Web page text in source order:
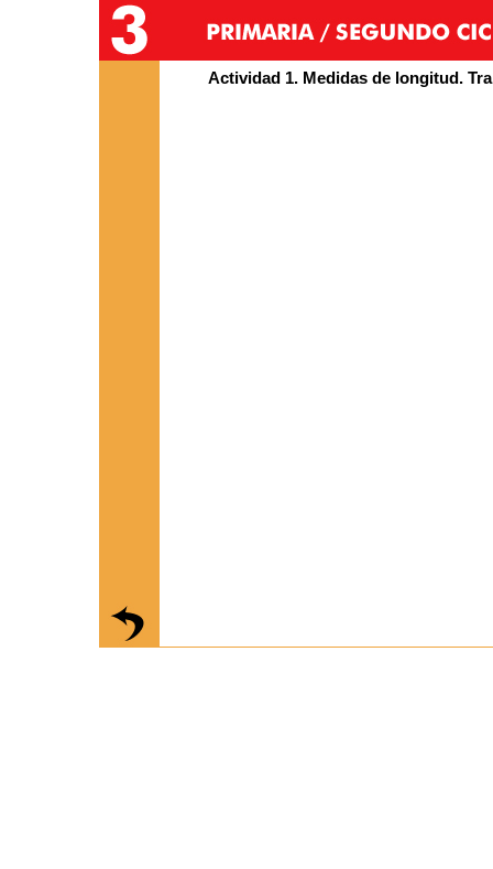
Actividad 1. Medidas de longitud.